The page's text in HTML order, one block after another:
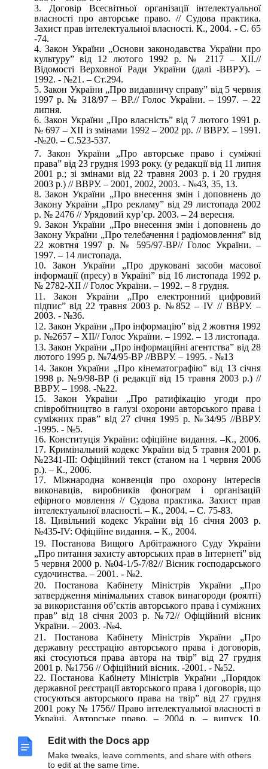
Edit with the Docs app
Make tweaks, leave comments, and share with others
to edit at the same time.
Договір Всесвітньої організації інтелектуальної
власності про авторське право. // Судова практика.
Захист прав інтелектуальної власності. К., 2004. - С. 65
-74.
Закон України „Основи законодавства України про
культуру” від 12 лютого 1992 р. № 2117 – ХІІ.//
Відомості Верховної Ради України (далі -ВВРУ). –
1992. - №21. – Ст.294.
Закон України „Про видавничу справу” від 5 червня
1997 р. № 318/97 – ВР.// Голос України. – 1997. – 22
липня.
Закон України „Про власність” від 7 лютого 1991 р.
№ 697 – ХІІ із змінами 1992 – 2002 рр. // ВВРУ. – 1991.
-№20. – С.523-537.
Закон України „Про авторське право і суміжні
права” від 23 грудня 1993 року. (у редакції від 11 липня
2001 р.; зі змінами від 22 травня 2003 р. і 20 грудня
2003 р.) // ВВРУ. – 2001, 2002, 2003. - №43, 35, 13.
Закон України „Про внесення змін і доповнень до
Закону України „Про рекламу” від 29 листопада 2002
р. № 2476 // Урядовий кур’єр. 2003. – 24 вересня.
Закон України „Про внесення змін і доповнень до
Закону України „Про телебачення і радіомовлення” від
22 жовтня 1997 р. № 595/97-ВР// Голос України. –
1997. – 14 листопада.
Закон України „Про друковані засоби масової
інформації (пресу) в Україні” від 16 листопада 1992 р.
№ 2782-ХІІ // Голос України. – 1992. – 8 грудня.
Закон України „Про електронний цифровий
підпис” від 22 травня 2003 р. №852 – ІV // ВВРУ. –
2003. - №36.
Закон України „Про інформацію” від 2 жовтня 1992
р. №2657 – ХІІ// Голос України. – 1992. – 13 листопада.
Закон України „Про інформаційні агентства” від 28
лютого 1995 р. №74/95-ВР //ВВРУ. – 1995. - №13
Закон України „Про кінематографію” від 13 січня
1998 р. №9/98-ВР (і редакції від 15 травня 2003 р.) //
ВВРУ. – 1998. -№22.
Закон України „Про ратифікацію угоди про
співробітництво в галузі охорони авторського права і
суміжних прав” від 27 січня 1995 р. №34/95 //ВВРУ.
-1995. - №5.
Конституція України: офіційне видання. –К., 2006.
17. Кримінальний кодекс України від 5 травня 2001 р.
№2341-ІІІ: Офіційний текст (станом на 1 червня 2006
р.). – К., 2006.
Міжнародна конвенція про охорону інтересів
виконавців, виробників фонограм і організацій
ефірного мовлення // Судова практика. Захист прав
інтелектуальної власності. – К., 2004. – С. 75-83.
Цивільний кодекс України від 16 січня 2003 р.
№435-ІV: Офіційне видання. – К., 2004.
Постанова Вищого Арбітражного Суду України
„Про питання захисту авторських прав в Інтернеті” від
5 червня 2000 р. №04-1/5-7/82// Вісник господарського
судочинства. – 2001. - №2.
Постанова Кабінету Міністрів України „Про
затвердження мінімальних ставок винагороди (роялті)
за використання об’єктів авторського права і суміжних
прав” від 18 січня 2003 р. №72// Офіційний вісник
України. – 2003. -№4.
Постанова Кабінету Міністрів України „Про
державну реєстрацію авторського права і договорів,
які стосуються права автора на твір” від 27 грудня
2001 р. №1756 // Офіційний вісник. -2001. - №52.
Постанова Кабінету Міністрів України „Порядок
державної реєстрації авторського права і договорів, що
стосуються авторського права на твір” від 27 грудня
2001 року № 1756// Право інтелектуальної власності в
Україні. Авторське право. – 2004 р. – випуск 10,
Постанова Кабінету Міністрів України „Про
затвердження розміру винагороди (роялті) за
використання опублікованих з комерційною метою